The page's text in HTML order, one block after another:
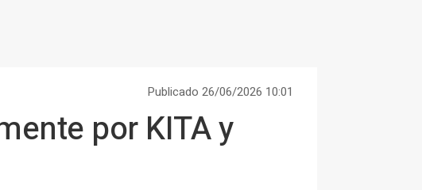
Publicado 26/06/2026 10:01
por KITA y